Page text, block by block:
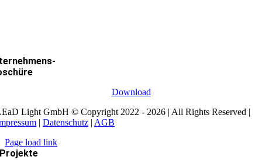
Download
Light GmbH © Copyright 2022 - 2026 | All Rights Reserved |
| Datenschutz | AGB
Page load link
Projekte